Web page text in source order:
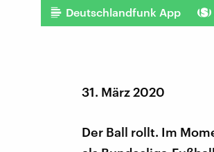
Deutschlandfunk App
31. März 2020
Der Ball rollt. Im